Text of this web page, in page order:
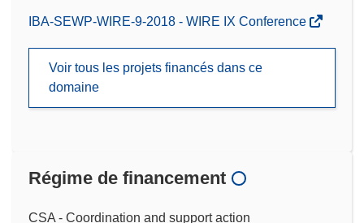
IBA-SEWP-WIRE-9-2018 - WIRE IX Conference
Voir tous les projets financés dans ce
domaine
Régime de financement
CSA - Coordination and support action